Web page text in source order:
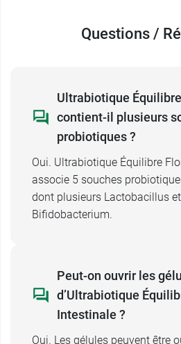
Boîte de 10 gélules
Poids net :
1 gélule : 373 mg.
10 gélules : 3,7 g.
90 gélules : 33,5 g.
Vitavea propose aussi, dans
gamme,Ultrabiotique fibres
Questions /
Ultrabiotique
contient-il plusieurs
probiotiques ?
Oui. Ultrabiotique Équilibre
associe 5 souches
dont plusieurs Lactobacillus
Bifidobacterium.
Peut-on ouvrir les
d’Ultrabiotique
Intestinale ?
Oui. Les gélules peuvent être